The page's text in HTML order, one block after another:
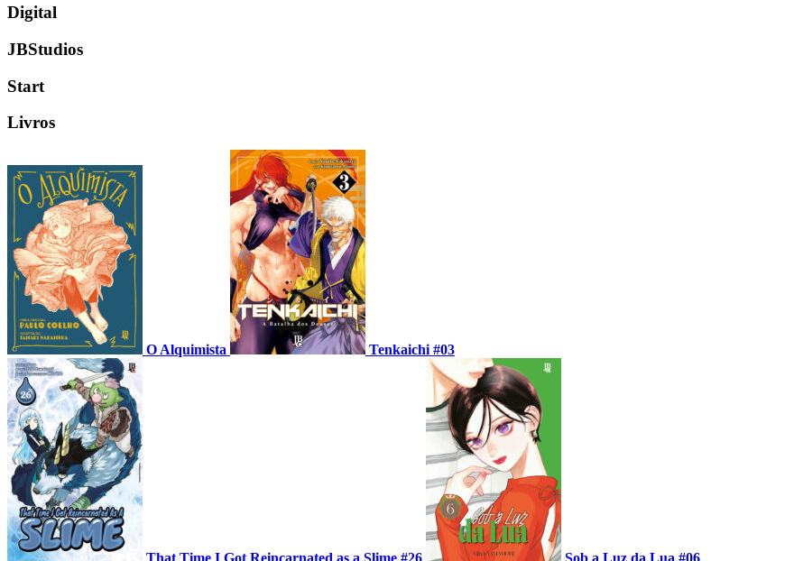
Digital
JBStudios
Start
Livros
O Alquimista Tenkaichi #03
That Time I Got Reincarnated as a Slime #26 Sob a Luz da Lua #06